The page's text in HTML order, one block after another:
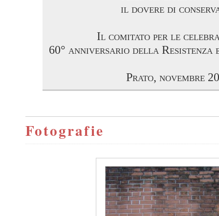
il dovere di
Il comitato per le
60° anniversario della Resistenza
Prato, novembre
Fotografie